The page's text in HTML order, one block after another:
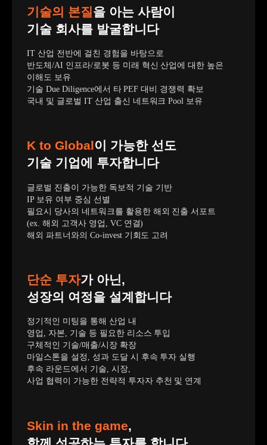
기술의 본질 을 아는 사람이
기술 회사를 발굴합니다
IT 산업 전반에 걸친 경험을 바탕으로
반도체/AI 인프라/로봇 등 미래 혁신 산업에 대한 높은
이해도 보유
기술 Due Diligence에서 타 PEF 대비 경쟁력 확보
국내 및 글로벌 IT 산업 출신 네트워크 Pool 보유
K to Global이 가능한 선도
기술 기업에 투자합니다
글로벌 진출이 가능한 독보적 기술 기반
IP 보유 여부 중심 선별
필요시 당사의 네트워크를 활용한 해외 진출 서포트
(ex. 해외 고객사 영업, VC 연결)
해외 파트너와의 Co-invest 기회도 고려
단순 투자가 아닌,
성장의 여정을 설계합니다
정기적인 미팅을 통해 산업 내
영업, 자본, 기술 등 필요한 리소스 투입
구체적인 기술/매출/시장 확장
마일스톤을 설정, 성과 도달 시 후속 투자 실행
후속 라운드에서 기술, 시장,
사업 협력이 가능한 전략적 투자자 추천 및 연계
Skin in the game,